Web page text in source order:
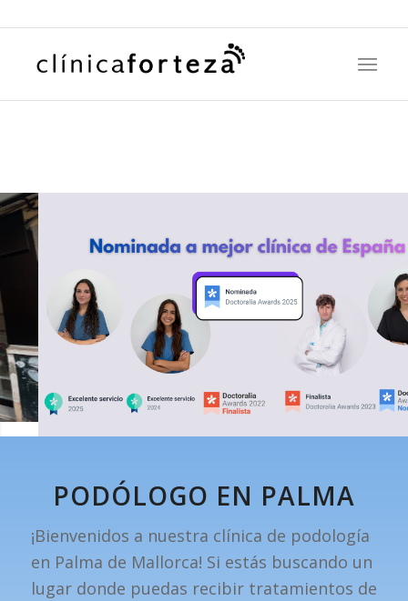
PODÓLOGO EN PALMA
¡Bienvenidos a nuestra clínica de podología
en Palma de Mallorca! Si estás buscando un
lugar donde puedas recibir tratamientos de